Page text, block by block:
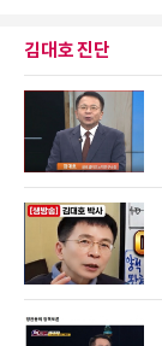
김대호 진단